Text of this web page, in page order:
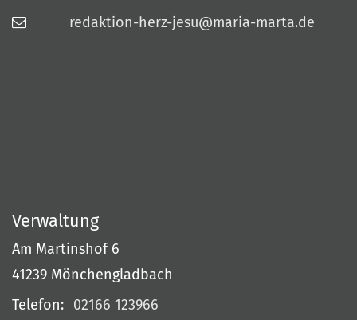
redaktion-herz-jesu@maria-marta.de
Verwaltung
Am Martinshof 6
41239 Mönchengladbach
Telefon: 02166 123966